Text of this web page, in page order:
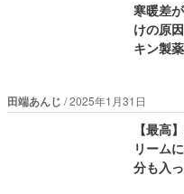
寒暖差
けの原
キン製
田端あんじ 2025年1月31日
【最高
リーム
分も入